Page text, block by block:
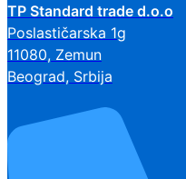
TP Standard trade d.o.o
Poslastičarska 1g
11080, Zemun
Beograd, Srbija